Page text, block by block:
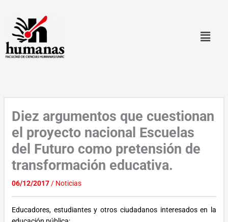
contenido
Diez argumentos que cuestionan
el proyecto nacional Escuelas
del Futuro como pretensión de
transformación educativa.
06/12/2017/ Noticias
Educadores, estudiantes y otros ciudadanos interesados en la